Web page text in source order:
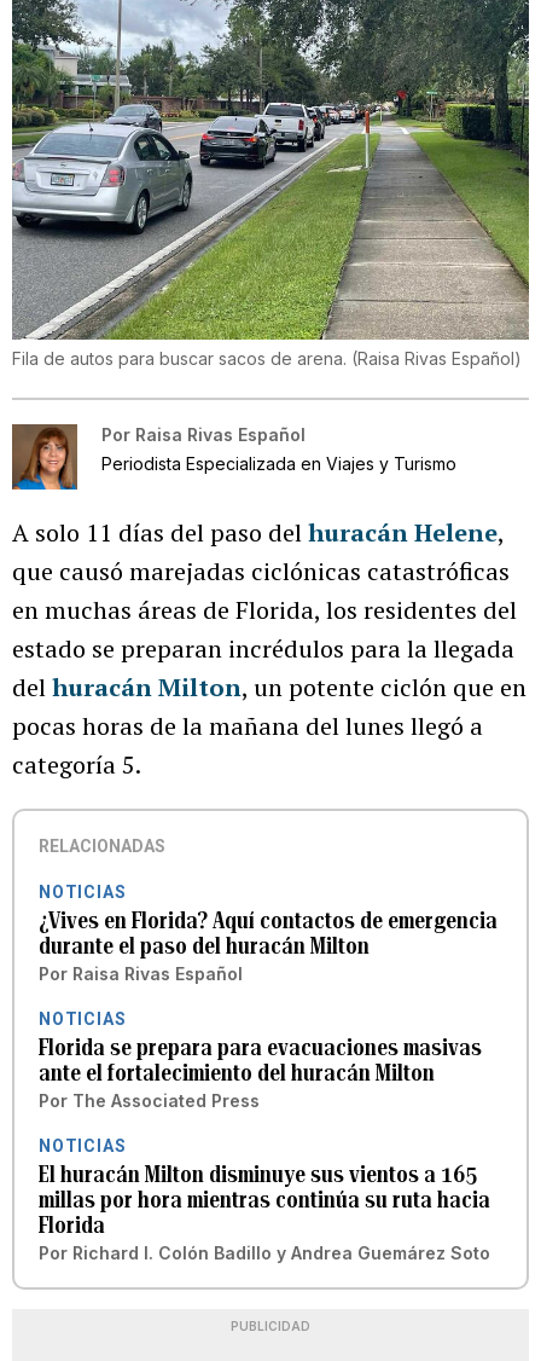
Fila de autos para buscar sacos de arena. (Raisa Rivas Español)
Por Raisa Rivas Español
Periodista Especializada en Viajes y Turismo
A solo 11 días del paso delhuracán Helene,
que causó marejadas ciclónicas catastróficas
en muchas áreas de Florida, los residentes del
estado se preparan incrédulos para la llegada
delhuracán Milton, un potente ciclón que en
pocas horas de la mañana del lunes llegó a
categoría 5.
RELACIONADAS
NOTICIAS
¿Vives en Florida? Aquí contactos de emergencia
durante el paso del huracán Milton
Por Raisa Rivas Español
NOTICIAS
Florida se prepara para evacuaciones masivas
ante el fortalecimiento del huracán Milton
Por The Associated Press
NOTICIAS
El huracán Milton disminuye sus vientos a 165
millas por hora mientras continúa su ruta hacia
Florida
Por Richard I. Colón Badillo y Andrea Guemárez Soto
PUBLICIDAD